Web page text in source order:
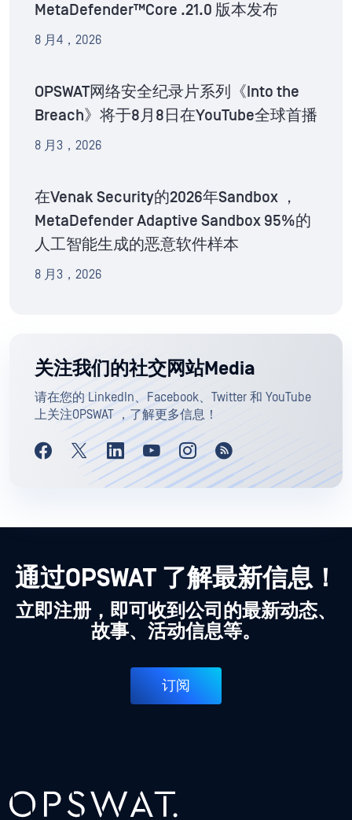
MetaDefender™Core .21.0 版本发布
8 月4，2026
OPSWAT网络安全纪录片系列《Into the
Breach》将于8月8日在YouTube全球首播
8 月3，2026
在Venak Security的2026年Sandbox ，
MetaDefender Adaptive Sandbox 95%的
人工智能生成的恶意软件样本
8 月3，2026
关注我们的社交网站Media
请在您的 LinkedIn、Facebook、Twitter 和 YouTube
上关注OPSWAT ，了解更多信息！
通过OPSWAT 了解最新信息！
立即注册，即可收到公司的最新动态、
故事、活动信息等。
订阅